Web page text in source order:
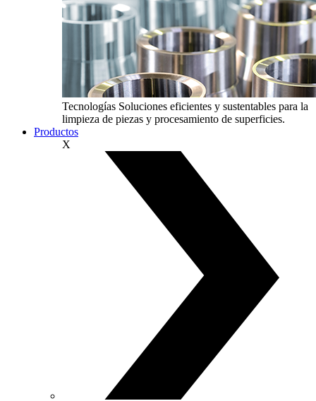
Tecnologías Soluciones eficientes y sustentables para la
limpieza de piezas y procesamiento de superficies.
Productos
X